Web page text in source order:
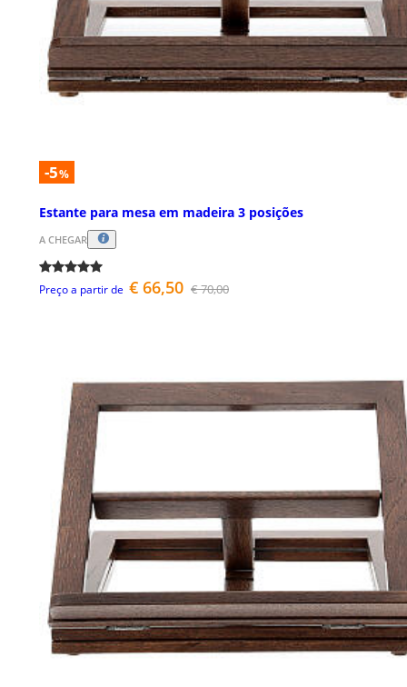
-5%
Estante para mesa em madeira 3 posições
A CHEGAR
Preço a partir de € 66,50 € 70,00